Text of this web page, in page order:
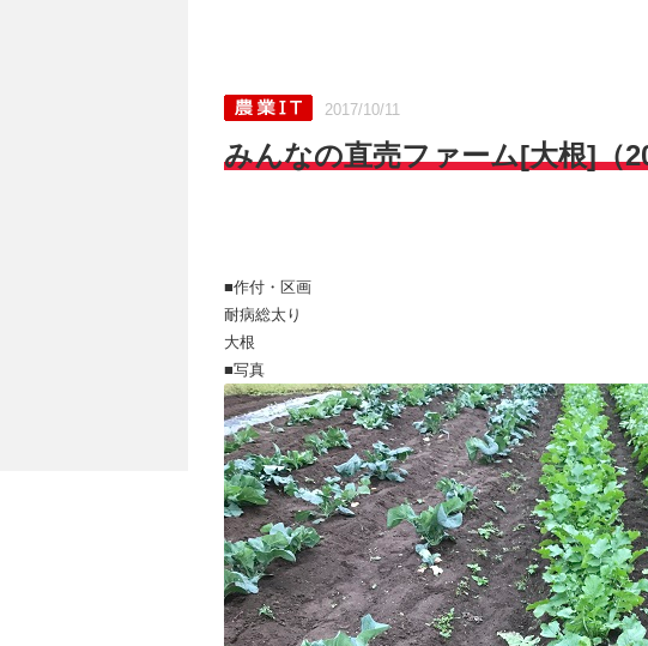
2017/10/11
みんなの直売ファーム[大根]（
■作付・区画
耐病総太り
大根
■写真